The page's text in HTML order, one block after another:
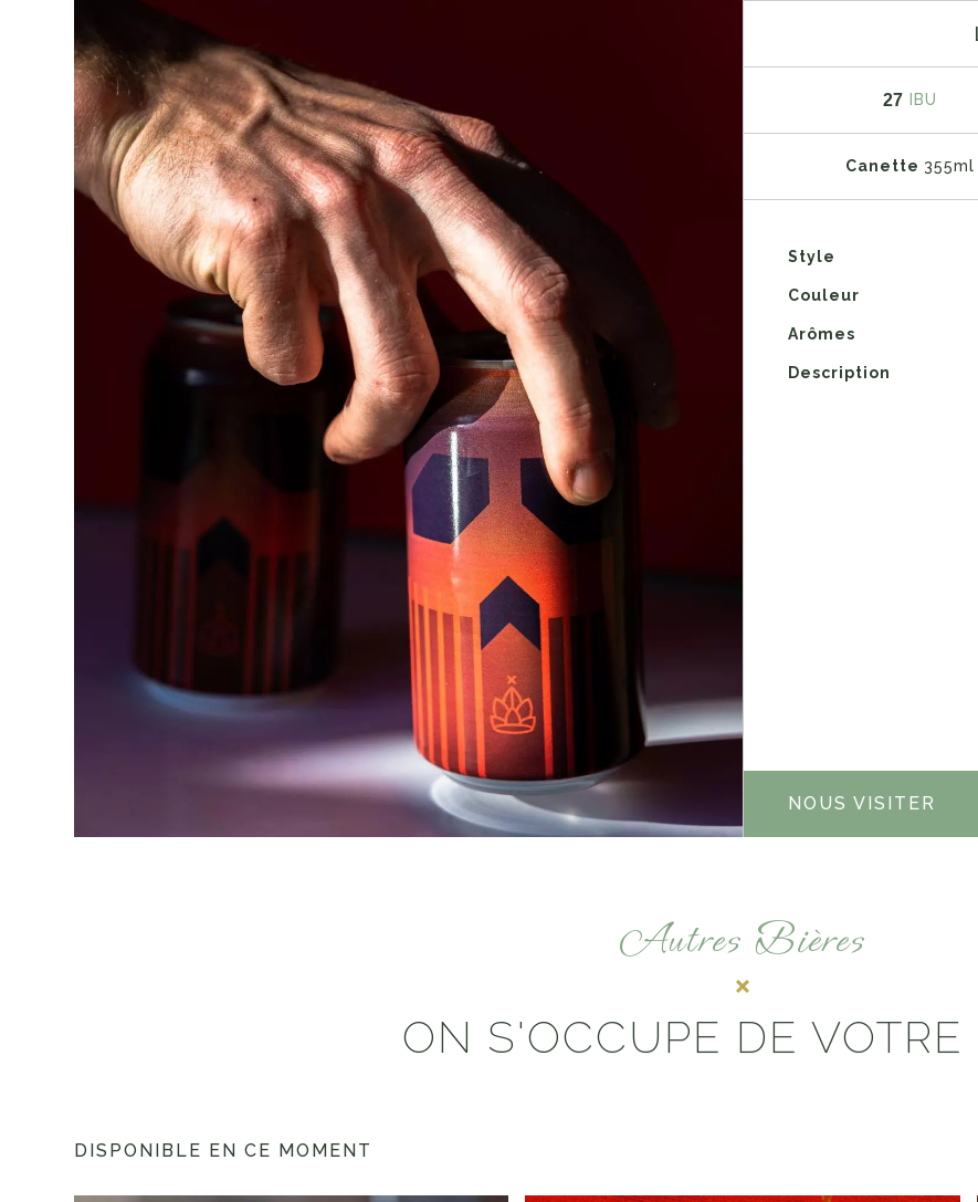
27 IBU
Canette 355ml
Style
Couleur
Arômes
Description
NOUS VISITER
Autres Bières
ON S'OCCUPE DE VOTRE
DISPONIBLE EN CE MOMENT